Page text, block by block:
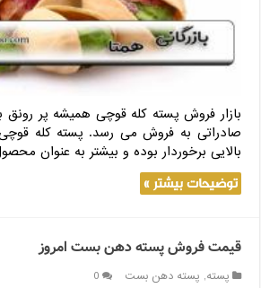
بازار فروش پسته کله قوچی همیشه پر
صادراتی به فروش می رسد. پسته کله
بالایی برخوردار بوده و بیشتر به عنوان
توضیحات بیشتر »
قیمت فروش پسته دهن بست امروز
پسته, پسته دهن بست 0